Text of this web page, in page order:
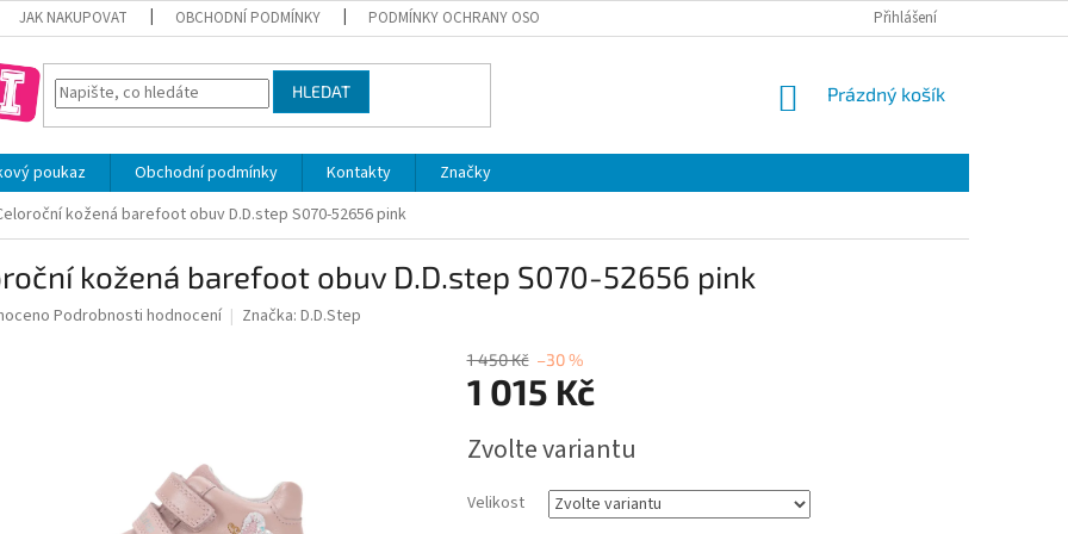
JAK NAKUPOVAT OBCHODNÍ PODMÍNKY PODMÍNKY OCHRANY OSOBNÍCH ÚDAJŮ VÝMĚNA A VRÁCENÍ ZBOŽÍ
Přihlášení
HLEDAT
NÁKUPNÍ
Prázdný košík
poukaz Obchodní podmínky Kontakty
Značky
kožená barefoot obuv D.D.step S070-52656 pink
kožená barefoot obuv D.D.step S070-52656 pink
Podrobnosti hodnocení Značka: D.D.Step
1 450 Kč –30 %
1 015 Kč
cena:
Zvolte variantu
Velikost